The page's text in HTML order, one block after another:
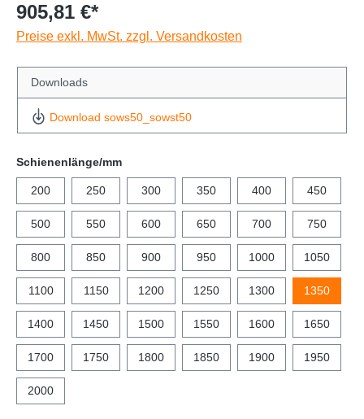
905,81 €*
Preise exkl. MwSt. zzgl. Versandkosten
Downloads
Download sows50_sowst50
Schienenlänge/mm
200 250 300 350 400 450
500 550 600 650 700 750
800 850 900 950 1000 1050
1100 1150 1200 1250 1300 1350
1400 1450 1500 1550 1600 1650
1700 1750 1800 1850 1900 1950
2000